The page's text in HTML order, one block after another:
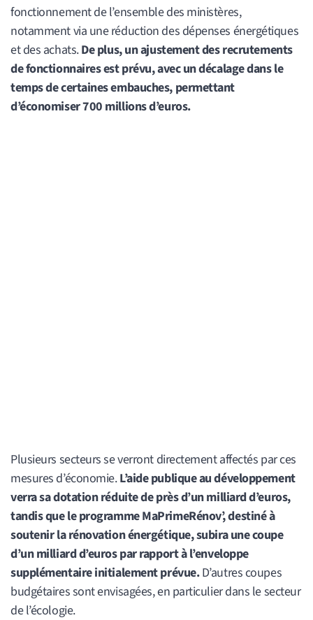
fonctionnement de l’ensemble des ministères,
notamment via une réduction des dépenses énergétiques
et des achats.De plus, un ajustement des recrutements
de fonctionnaires est prévu, avec un décalage dans le
temps de certaines embauches, permettant
d’économiser 700 millions d’euros.
Plusieurs secteurs se verront directement affectés par ces
mesures d’économie.L’aide publique au développement
verra sa dotation réduite de près d’un milliard d’euros,
tandis que le programme MaPrimeRénov’, destiné à
soutenir la rénovation énergétique, subira une coupe
d’un milliard d’euros par rapport à l’enveloppe
supplémentaire initialement prévue.D’autres coupes
budgétaires sont envisagées, en particulier dans le secteur
de l’écologie.